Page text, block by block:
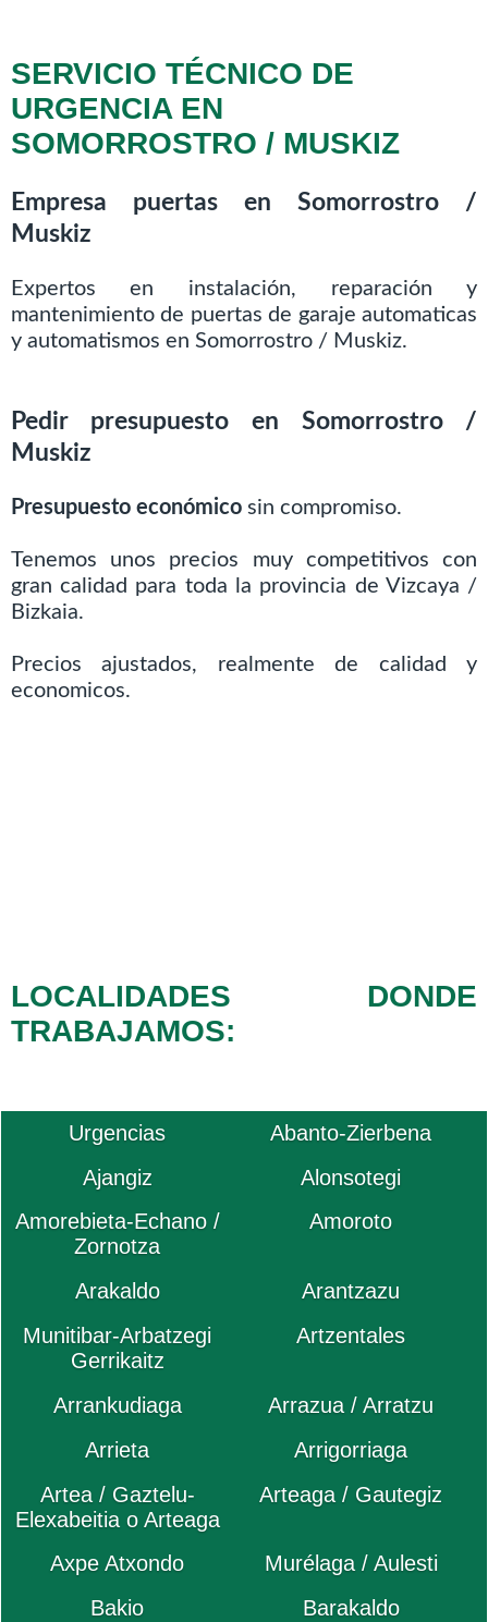
SERVICIO TÉCNICO DE
URGENCIA EN
SOMORROSTRO / MUSKIZ
Empresa puertas en Somorrostro /
Muskiz
Expertos en instalación, reparación y
mantenimiento de puertas de garaje automaticas
y automatismos en Somorrostro / Muskiz.
Pedir presupuesto en Somorrostro /
Muskiz
Presupuesto económicosin compromiso.
Tenemos unos precios muy competitivos con
gran calidad para toda la provincia de Vizcaya /
Bizkaia.
Precios ajustados, realmente de calidad y
economicos.
LOCALIDADES DONDE
TRABAJAMOS:
Urgencias
Abanto-Zierbena
Ajangiz
Alonsotegi
Amorebieta-Echano /
Zornotza
Amoroto
Arakaldo
Arantzazu
Munitibar-Arbatzegi
Gerrikaitz
Artzentales
Arrankudiaga
Arrazua / Arratzu
Arrieta
Arrigorriaga
Artea / Gaztelu-
Elexabeitia o Arteaga
Arteaga / Gautegiz
Axpe Atxondo
Murélaga / Aulesti
Bakio
Barakaldo